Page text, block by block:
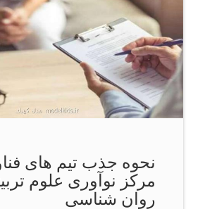
نحوه جذب تیم های فناور در
مركز نوآوری علوم تربیتی و
روان شناسی